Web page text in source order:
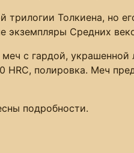
трилогии Толкиена, но
экземпляры Средних
с гардой,
HRC, полировка. Меч
подробности.